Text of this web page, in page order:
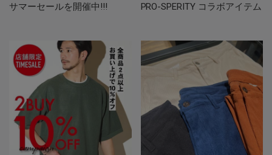
サマーセールを開催中!!!
PRO-SPERITY コラボアイテム